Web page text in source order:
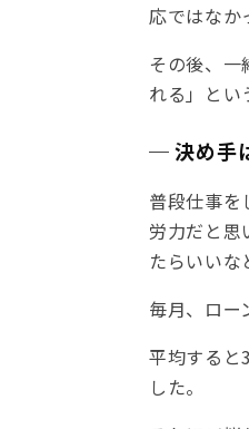
応ではなか
その後、
れる」とい
─ 決め手
普段仕事を
労力だと
たらいいな
毎月、ロー
平均すると
した。